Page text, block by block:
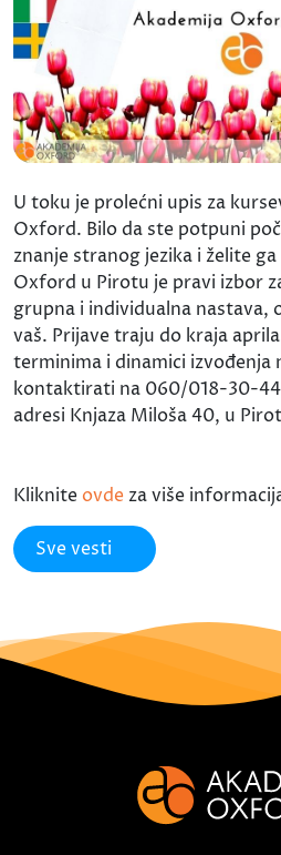
U toku je prolećni upis za
Oxford. Bilo da ste potpuni
znanje stranog jezika i želite
Oxford u Pirotu je pravi izbor
grupna i individualna nastava,
vaš. Prijave traju do kraja
terminima i dinamici izvođenja
kontaktirati na 060/018-30-
adresi Knjaza Miloša 40, u
Kliknite ovde za više
Sve vesti